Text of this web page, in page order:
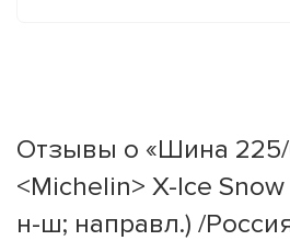
Отзывы о «Шина 225/
<Michelin> X-Ice Snow
н-ш; направл.) /